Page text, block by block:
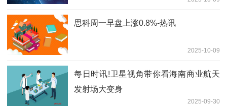
思科周一早盘上涨0.8%-热讯
2025-10-09
每日时讯!卫星视角带你看海南商业航天
发射场大变身
2025-09-30